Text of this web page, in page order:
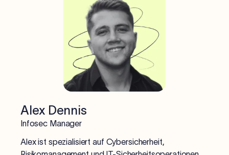
Alex Dennis
Infosec Manager
Alex ist spezialisiert auf Cybersicherheit,